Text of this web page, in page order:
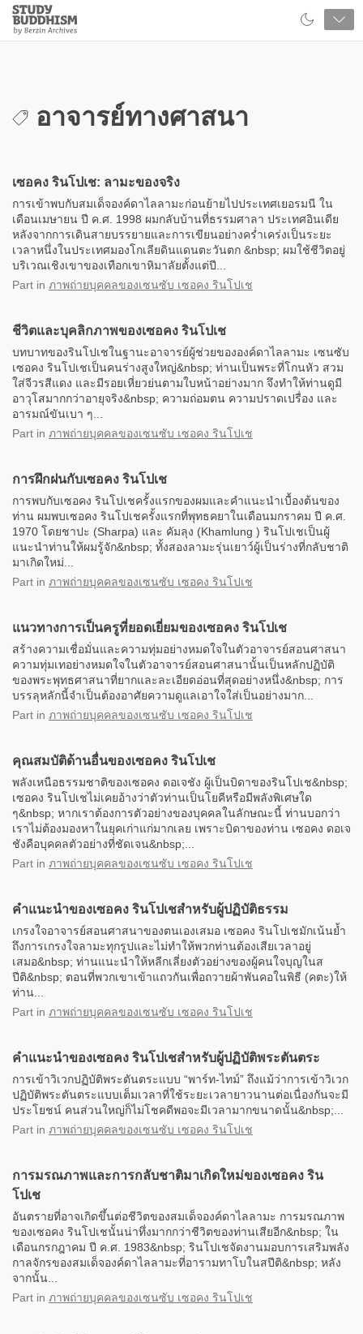
Close
Study
Buddhism
อาจารย์ทางศาสนา
เซอคง รินโปเช: ลามะของจริง
การเข้าพบกับสมเด็จองค์ดาไลลามะก่อนย้ายไปประเทศเยอรมนี ใน
เดือนเมษายน ปี ค.ศ. 1998 ผมกลับบ้านที่ธรรมศาลา ประเทศอินเดีย
หลังจากการเดินสายบรรยายและการเขียนอย่างคร่ำเคร่งเป็นระยะ
เวลาหนึ่งในประเทศมองโกเลียดินแดนตะวันตก &nbsp; ผมใช้ชีวิตอยู่
บริเวณเชิงเขาของเทือกเขาหิมาลัยตั้งแต่ปี...
Part in ภาพถ่ายบุคคลของเซนซับ เซอคง รินโปเช
ชีวิตและบุคลิกภาพของเซอคง รินโปเช
บทบาทของรินโปเชในฐานะอาจารย์ผู้ช่วยขององค์ดาไลลามะ เซนซับ
เซอคง รินโปเชเป็นคนร่างสูงใหญ่&nbsp; ท่านเป็นพระที่โกนหัว สวม
ใส่จีวรสีแดง และมีรอยเหี่ยวย่นตามใบหน้าอย่างมาก จึงทำให้ท่านดูมี
อาวุโสมากกว่าอายุจริง&nbsp; ความถ่อมตน ความปราดเปรื่อง และ
อารมณ์ขันเบา ๆ...
Part in ภาพถ่ายบุคคลของเซนซับ เซอคง รินโปเช
การฝึกฝนกับเซอคง รินโปเช
การพบกับเซอคง รินโปเชครั้งแรกของผมและคำแนะนำเบื้องต้นของ
ท่าน ผมพบเซอคง รินโปเชครั้งแรกที่พุทธคยาในเดือนมกราคม ปี ค.ศ.
1970 โดยชาปะ (Sharpa) และ คัมลุง (Khamlung ) รินโปเชเป็นผู้
แนะนำท่านให้ผมรู้จัก&nbsp; ทั้งสองลามะรุ่นเยาว์ผู้เป็นร่างที่กลับชาติ
มาเกิดใหม่...
Part in ภาพถ่ายบุคคลของเซนซับ เซอคง รินโปเช
แนวทางการเป็นครูที่ยอดเยี่ยมของเซอคง รินโปเช
สร้างความเชื่อมั่นและความทุ่มอย่างหมดใจในตัวอาจารย์สอนศาสนา
ความทุ่มเทอย่างหมดใจในตัวอาจารย์สอนศาสนานั้นเป็นหลักปฏิบัติ
ของพระพุทธศาสนาที่ยากและละเอียดอ่อนที่สุดอย่างหนึ่ง&nbsp; การ
บรรลุหลักนี้จำเป็นต้องอาศัยความดูแลเอาใจใส่เป็นอย่างมาก...
Part in ภาพถ่ายบุคคลของเซนซับ เซอคง รินโปเช
คุณสมบัติด้านอื่นของเซอคง รินโปเช
พลังเหนือธรรมชาติของเซอคง ดอเจชัง ผู้เป็นบิดาของรินโปเช&nbsp;
เซอคง รินโปเชไม่เคยอ้างว่าตัวท่านเป็นโยคีหรือมีพลังพิเศษใด
ๆ&nbsp; หากเราต้องการตัวอย่างของบุคคลในลักษณะนี้ ท่านบอกว่า
เราไม่ต้องมองหาในยุคเก่าแก่มากเลย เพราะบิดาของท่าน เซอคง ดอเจ
ชังคือบุคคลตัวอย่างที่ชัดเจน&nbsp;...
Part in ภาพถ่ายบุคคลของเซนซับ เซอคง รินโปเช
คำแนะนำของเซอคง รินโปเชสำหรับผู้ปฏิบัติธรรม
เกรงใจอาจารย์สอนศาสนาของตนเองเสมอ เซอคง รินโปเชมักเน้นย้ำ
ถึงการเกรงใจลามะทุกรูปและไม่ทำให้พวกท่านต้องเสียเวลาอยู่
เสมอ&nbsp; ท่านแนะนำให้หลีกเลี่ยงตัวอย่างของผู้คนใจบุญในส
ปีติ&nbsp; ตอนที่พวกเขาเข้าแถวกันเพื่อถวายผ้าพันคอในพิธี (คตะ)ให้
ท่าน...
Part in ภาพถ่ายบุคคลของเซนซับ เซอคง รินโปเช
คำแนะนำของเซอคง รินโปเชสำหรับผู้ปฏิบัติพระตันตระ
การเข้าวิเวกปฏิบัติพระตันตระแบบ “พาร์ท-ไทม์” ถึงแม้ว่าการเข้าวิเวก
ปฏิบัติพระตันตระแบบเต็มเวลาที่ใช้ระยะเวลายาวนานต่อเนื่องกันจะมี
ประโยชน์ คนส่วนใหญ่ก็ไม่โชคดีพอจะมีเวลามากขนาดนั้น&nbsp;...
Part in ภาพถ่ายบุคคลของเซนซับ เซอคง รินโปเช
การมรณภาพและการกลับชาติมาเกิดใหม่ของเซอคง ริน
โปเช
อันตรายที่อาจเกิดขึ้นต่อชีวิตของสมเด็จองค์ดาไลลามะ การมรณภาพ
ของเซอคง รินโปเชนั้นน่าทึ่งมากกว่าชีวิตของท่านเสียอีก&nbsp; ใน
เดือนกรกฎาคม ปี ค.ศ. 1983&nbsp; รินโปเชจัดงานมอบการเสริมพลัง
กาลจักรของสมเด็จองค์ดาไลลามะที่อารามทาโบในสปีติ&nbsp; หลัง
จากนั้น...
Part in ภาพถ่ายบุคคลของเซนซับ เซอคง รินโปเช